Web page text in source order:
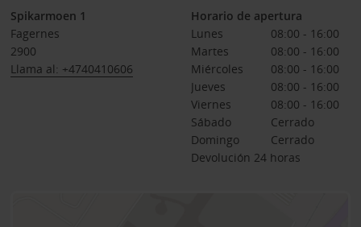
Spikarmoen 1
Fagernes
2900
Llama al: +4740410606
Horario de apertura
Lunes
08:00 - 16:00
Martes
08:00 - 16:00
Miércoles
08:00 - 16:00
Jueves
08:00 - 16:00
Viernes
08:00 - 16:00
Sábado
Cerrado
Domingo
Cerrado
Devolución 24 horas